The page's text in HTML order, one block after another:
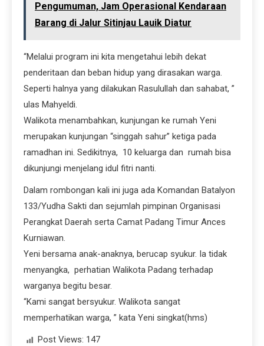
Pengumuman, Jam Operasional Kendaraan
Barang di Jalur Sitinjau Lauik Diatur
“Melalui program ini kita mengetahui lebih dekat
penderitaan dan beban hidup yang dirasakan warga.
Seperti halnya yang dilakukan Rasulullah dan sahabat, ”
ulas Mahyeldi.
Walikota menambahkan, kunjungan ke rumah Yeni
merupakan kunjungan “singgah sahur” ketiga pada
ramadhan ini. Sedikitnya, 10 keluarga dan rumah bisa
dikunjungi menjelang idul fitri nanti.
Dalam rombongan kali ini juga ada Komandan Batalyon
133/Yudha Sakti dan sejumlah pimpinan Organisasi
Perangkat Daerah serta Camat Padang Timur Ances
Kurniawan.
Yeni bersama anak-anaknya, berucap syukur. Ia tidak
menyangka, perhatian Walikota Padang terhadap
warganya begitu besar.
“Kami sangat bersyukur. Walikota sangat
memperhatikan warga, ” kata Yeni singkat(hms)
Post Views: 147